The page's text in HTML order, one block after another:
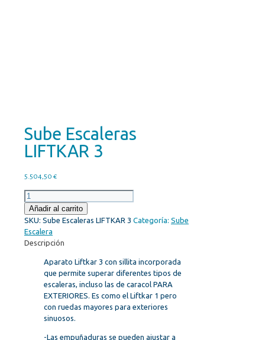
Sube Escaleras
LIFTKAR 3
5.504,50 €
Sube
Escaleras
LIFTKAR
3
cantidad
Añadir al carrito
SKU: Sube Escaleras LIFTKAR 3 Categoría: Sube
Escalera
Descripción
Aparato Liftkar 3 con sillita incorporada
que permite superar diferentes tipos de
escaleras, incluso las de caracol PARA
EXTERIORES. Es como el Liftkar 1 pero
con ruedas mayores para exteriores
sinuosos.
-Las empuñaduras se pueden ajustar a